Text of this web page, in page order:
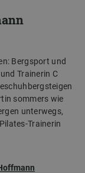
Bergsport und
Trainerin C
sommers wie
unterwegs,
Trainerin